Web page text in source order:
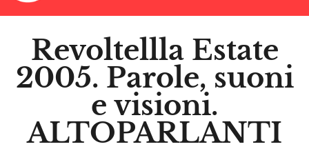
Revoltellla Estate
2005. Parole, suoni
e visioni.
ALTOPARLANTI